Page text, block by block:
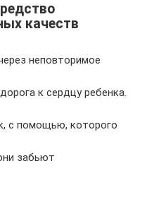
качеств
неповторимое
к сердцу ребенка.
с помощью, которого
забьют